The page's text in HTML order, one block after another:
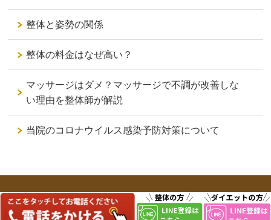
整体と姿勢の関係
整体の料金はなぜ高い？
マッサージはダメ？マッサージで不調が改善しな
い理由を整体師が解説
当院のコロナウイルス感染予防対策について